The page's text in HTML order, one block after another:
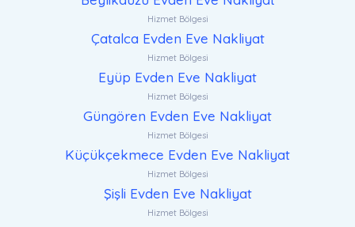
Hizmet Bölgesi
Çatalca Evden Eve Nakliyat
Hizmet Bölgesi
Eyüp Evden Eve Nakliyat
Hizmet Bölgesi
Güngören Evden Eve Nakliyat
Hizmet Bölgesi
Küçükçekmece Evden Eve Nakliyat
Hizmet Bölgesi
Şişli Evden Eve Nakliyat
Hizmet Bölgesi